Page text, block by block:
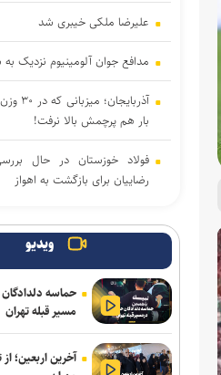
علیرضا ملکی خیبری شد
مدافع جوان آلومینیوم نزدیک
بار هم پرچمش بالا نرفت!
فولاد خوزستان در حال
رضاییان برای بازگشت به اهواز
در قهرمانی کشتی جهان با بادیگارد!
ادامه مذاکرات پیکان و شکاری
توافق دنیامالی و همتای
گسترش همکاری‌های ورزش و
و جمهوری آذربایجان
ویدیو
حماسه
مسیر قبله تهران
آخرین اربعین؛ از